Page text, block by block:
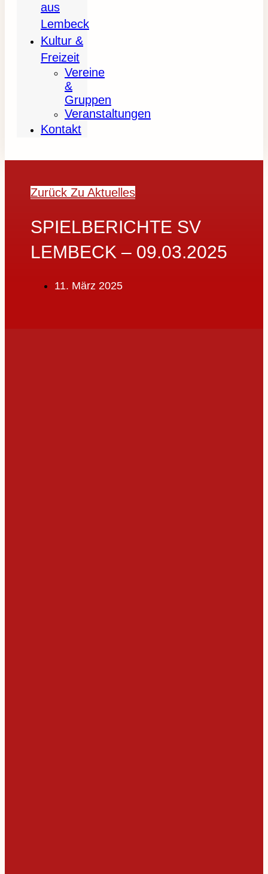
aus
Lembeck
Kultur &
Freizeit
Vereine
&
Gruppen
Veranstaltungen
Kontakt
Zurück Zu Aktuelles
SPIELBERICHTE SV
LEMBECK – 09.03.2025
11. März 2025